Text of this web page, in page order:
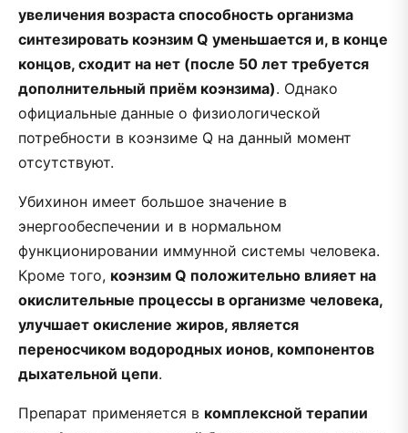
увеличения возраста способность организма
синтезировать коэнзим Q уменьшается и, в конце
концов, сходит на нет (после 50 лет требуется
дополнительный приём коэнзима). Однако
официальные данные о физиологической
потребности в коэнзиме Q на данный момент
отсутствуют.
Убихинон имеет большое значение в
энергообеспечении и в нормальном
функционировании иммунной системы человека.
Кроме того, коэнзим Q положительно влияет на
окислительные процессы в организме человека,
улучшает окисление жиров, является
переносчиком водородных ионов, компонентов
дыхательной цепи.
Препарат применяется в комплексной терапии